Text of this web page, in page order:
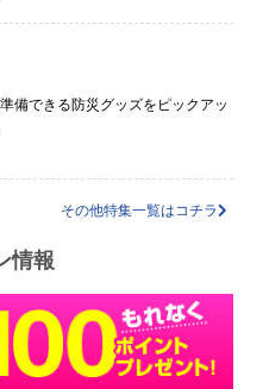
備できる防災グッズをピックアッ
その他特集一覧はコチラ
情報